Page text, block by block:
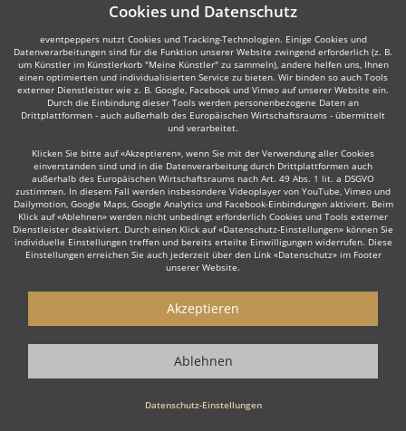
Auch interessant:
Rock Top 40 Alternative Band Tanz- & Showband
Wie funktioniert's?
1. Kostenlos anfragen
Starten Sie mit dem Button 'Kostenlos anfragen' eine Anfrage an die für
Sie interessanten Bands - also z. B. bestimmte Hochzeitsbands. Diesen
Button finden Sie auf den jeweiligen Künstler-Profil-Seiten der Musiker.
2. Angebote erhalten & Details besprechen
Cookies und Datenschutz
eventpeppers nutzt Cookies und Tracking-Technologien. Einige Cookies und
Datenverarbeitungen sind für die Funktion unserer Website zwingend erforderlich (z. B.
um Künstler im Künstlerkorb "Meine Künstler" zu sammeln), andere helfen uns, Ihnen
einen optimierten und individualisierten Service zu bieten. Wir binden so auch Tools
externer Dienstleister wie z. B. Google, Facebook und Vimeo auf unserer Website ein.
Durch die Einbindung dieser Tools werden personenbezogene Daten an
Drittplattformen - auch außerhalb des Europäischen Wirtschaftsraums - übermittelt
und verarbeitet.
Klicken Sie bitte auf «Akzeptieren», wenn Sie mit der Verwendung aller Cookies
einverstanden sind und in die Datenverarbeitung durch Drittplattformen auch
außerhalb des Europäischen Wirtschaftsraums nach Art. 49 Abs. 1 lit. a DSGVO
zustimmen. In diesem Fall werden insbesondere Videoplayer von YouTube, Vimeo und
Dailymotion, Google Maps, Google Analytics und Facebook-Einbindungen aktiviert. Beim
Klick auf «Ablehnen» werden nicht unbedingt erforderlich Cookies und Tools externer
Dienstleister deaktiviert. Durch einen Klick auf «Datenschutz-Einstellungen» können Sie
individuelle Einstellungen treffen und bereits erteilte Einwilligungen widerrufen. Diese
Einstellungen erreichen Sie auch jederzeit über den Link «Datenschutz» im Footer
unserer Website.
Datenschutz-Einstellungen
Akzeptieren
Ablehnen